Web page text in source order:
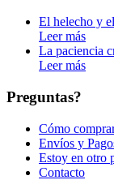
El helecho y
Leer más
La paciencia
Leer más
Preguntas?
Cómo
Envíos y
Estoy en otro
Contacto